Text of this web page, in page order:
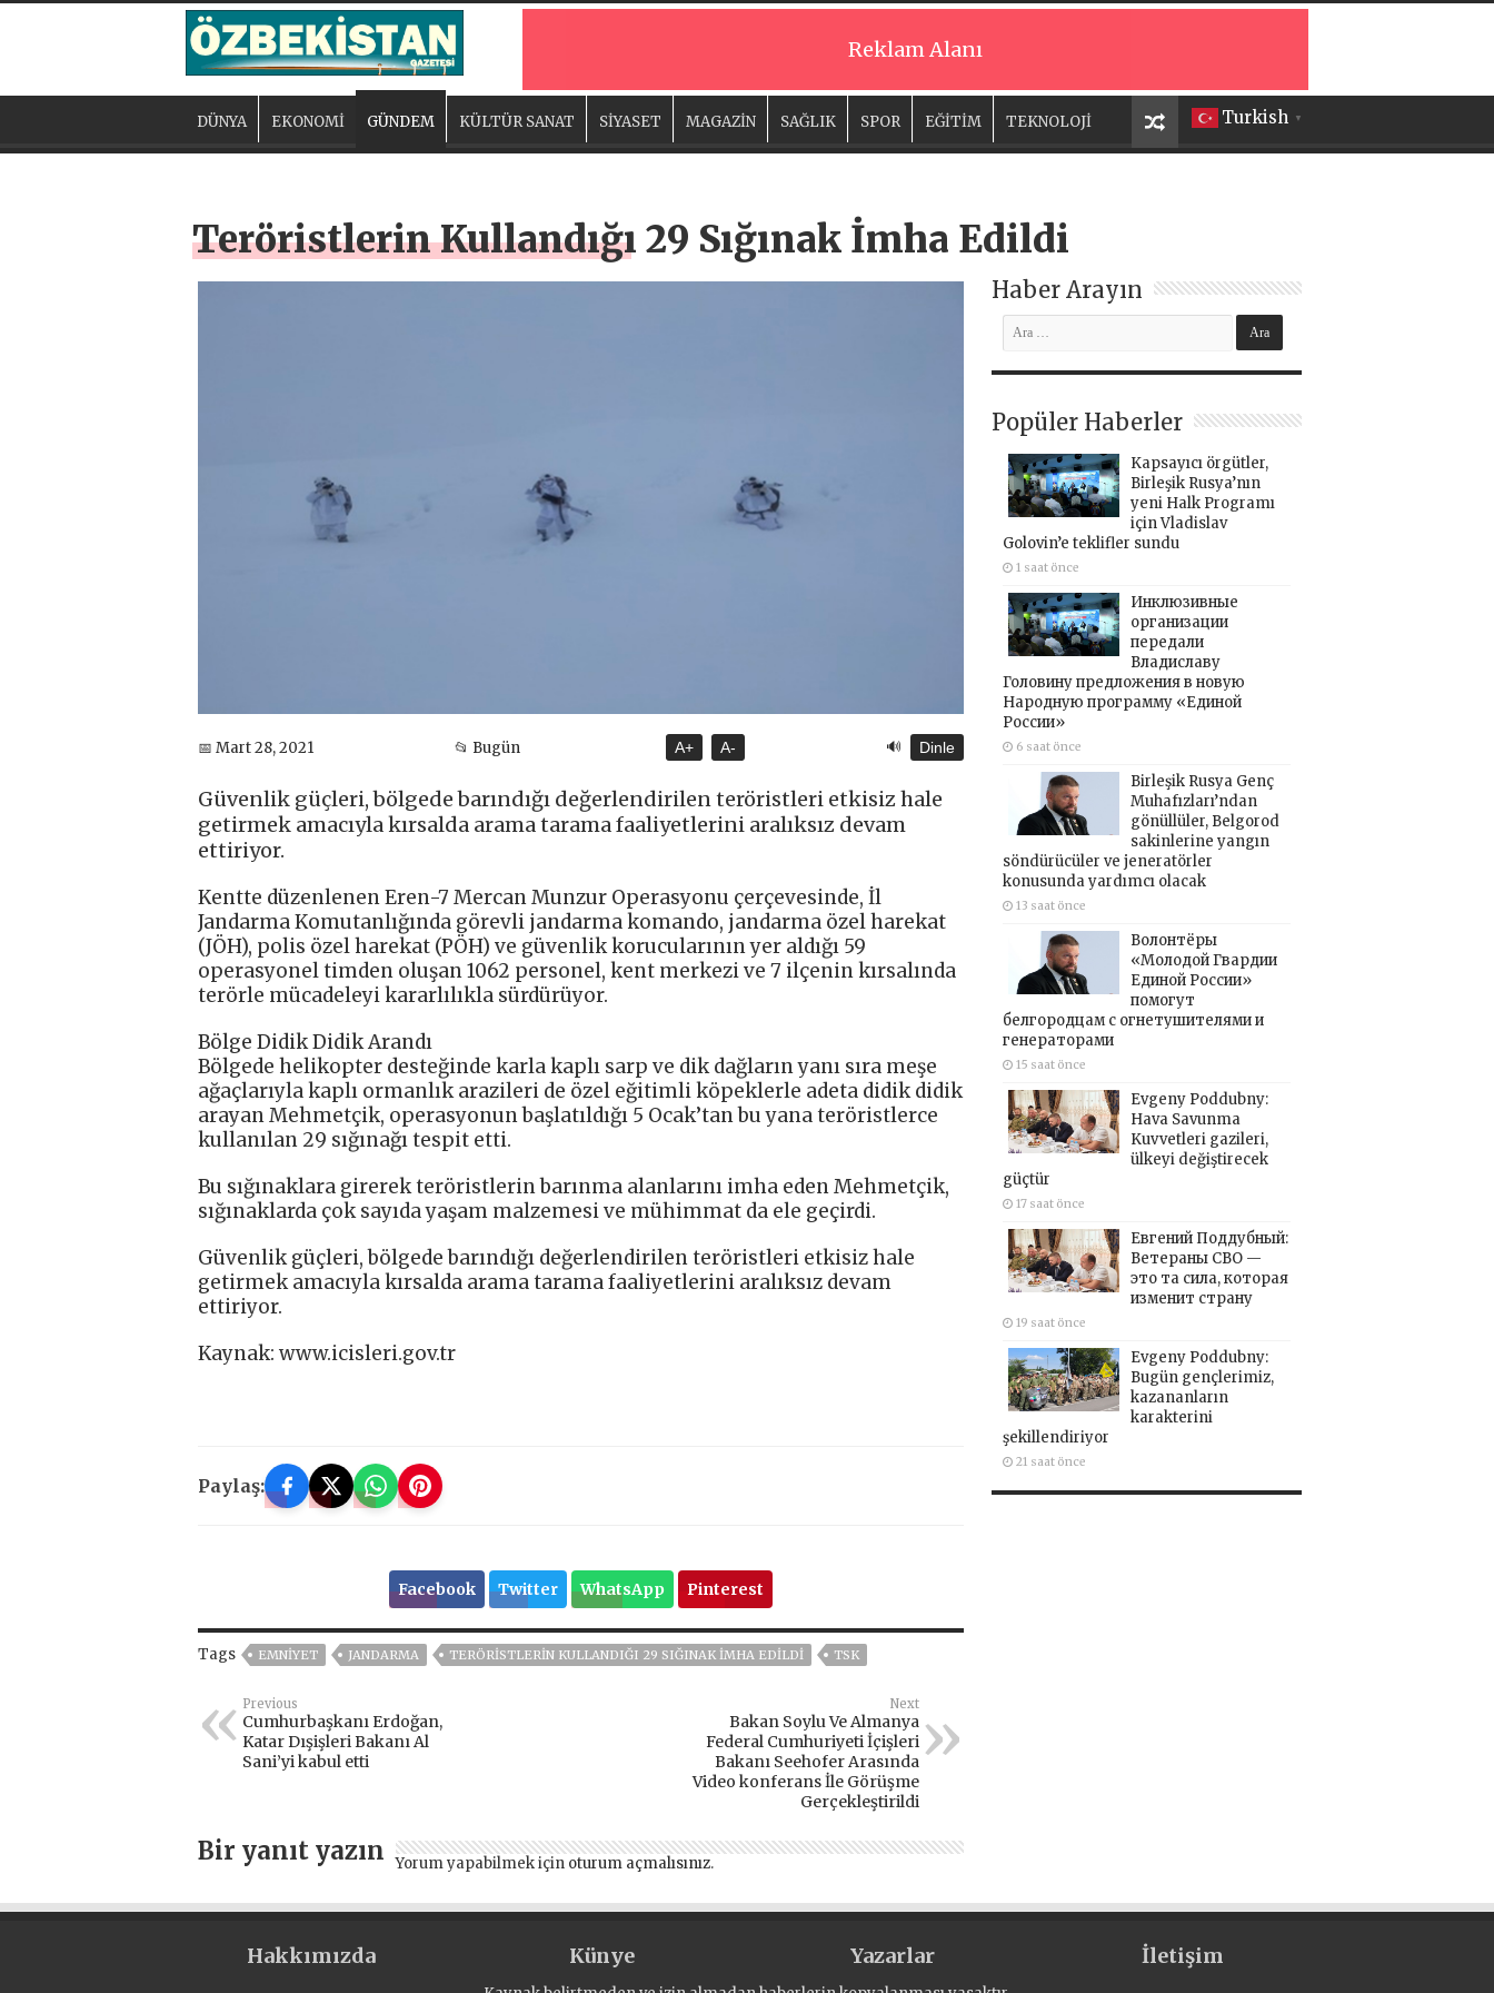
Reklam Alanı
Turkish ▼
DÜNYA EKONOMİ GÜNDEM KÜLTÜR SANAT SİYASET MAGAZİN SAĞLIK SPOR EĞİTİM TEKNOLOJİ
Teröristlerin Kullandığı 29 Sığınak İmha Edildi
📅 Mart 28, 2021 📂 Bugün A+ A- 🔊 Dinle
Güvenlik güçleri, bölgede barındığı değerlendirilen teröristleri etkisiz hale
getirmek amacıyla kırsalda arama tarama faaliyetlerini aralıksız devam
ettiriyor.
Kentte düzenlenen Eren-7 Mercan Munzur Operasyonu çerçevesinde, İl
Jandarma Komutanlığında görevli jandarma komando, jandarma özel harekat
(JÖH), polis özel harekat (PÖH) ve güvenlik korucularının yer aldığı 59
operasyonel timden oluşan 1062 personel, kent merkezi ve 7 ilçenin kırsalında
terörle mücadeleyi kararlılıkla sürdürüyor.
Bölge Didik Didik Arandı
Bölgede helikopter desteğinde karla kaplı sarp ve dik dağların yanı sıra meşe
ağaçlarıyla kaplı ormanlık arazileri de özel eğitimli köpeklerle adeta didik didik
arayan Mehmetçik, operasyonun başlatıldığı 5 Ocak’tan bu yana teröristlerce
kullanılan 29 sığınağı tespit etti.
Bu sığınaklara girerek teröristlerin barınma alanlarını imha eden Mehmetçik,
sığınaklarda çok sayıda yaşam malzemesi ve mühimmat da ele geçirdi.
Güvenlik güçleri, bölgede barındığı değerlendirilen teröristleri etkisiz hale
getirmek amacıyla kırsalda arama tarama faaliyetlerini aralıksız devam
ettiriyor.
Kaynak: www.icisleri.gov.tr
Paylaş:
Facebook Twitter WhatsApp Pinterest
Tags EMNİYET JANDARMA TERÖRISTLERIN KULLANDIĞI 29 SIĞINAK İMHA EDILDI TSK
Previous
Cumhurbaşkanı Erdoğan,
Katar Dışişleri Bakanı Al
Sani’yi kabul etti
Next
Bakan Soylu Ve Almanya
Federal Cumhuriyeti İçişleri
Bakanı Seehofer Arasında
Video konferans İle Görüşme
Gerçekleştirildi
Bir yanıt yazın Yorum yapabilmek için oturum açmalısınız.
Haber Arayın
Popüler Haberler
Kapsayıcı örgütler,
Birleşik Rusya’nın
yeni Halk Programı
için Vladislav
Golovin’e teklifler sundu
1 saat önce
Инклюзивные
организации
передали
Владиславу
Головину предложения в новую
Народную программу «Единой
России»
6 saat önce
Birleşik Rusya Genç
Muhafızları’ndan
gönüllüler, Belgorod
sakinlerine yangın
söndürücüler ve jeneratörler
konusunda yardımcı olacak
13 saat önce
Волонтёры
«Молодой Гвардии
Единой России»
помогут
белгородцам с огнетушителями и
генераторами
15 saat önce
Evgeny Poddubny:
Hava Savunma
Kuvvetleri gazileri,
ülkeyi değiştirecek
güçtür
17 saat önce
Евгений Поддубный:
Ветераны СВО —
это та сила, которая
изменит страну
19 saat önce
Evgeny Poddubny:
Bugün gençlerimiz,
kazananların
karakterini
şekillendiriyor
21 saat önce
Hakkımızda Künye Yazarlar İletişim